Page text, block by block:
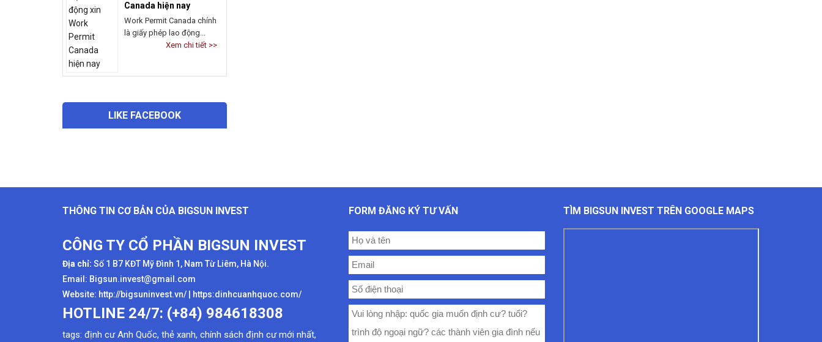
Canada hiện nay
Work Permit Canada chính
là giấy phép lao động...
Xem chi tiết >>
LIKE FACEBOOK
THÔNG TIN CƠ BẢN CỦA BIGSUN INVEST
CÔNG TY CỔ PHẦN BIGSUN INVEST
Địa chỉ: Số 1 B7 KĐT Mỹ Đình 1, Nam Từ Liêm, Hà Nội.
Email: Bigsun.invest@gmail.com
Website: http://bigsuninvest.vn/ https:dinhcuanhquoc.com/
HOTLINE 24/7: (+84) 984618308
tags: định cư Anh Quốc, thẻ xanh, chính sách định cư mới nhất,
FORM ĐĂNG KÝ TƯ VẤN TÌM BIGSUN INVEST TRÊN GOOGLE MAPS